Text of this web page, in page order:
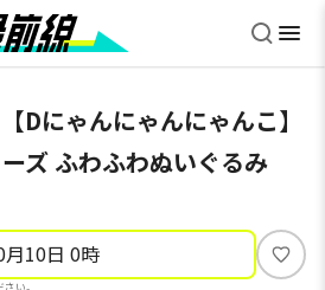
Dにゃんにゃんにゃんこ】
ズ ふわふわぬいぐるみ
10日 0時
い。
い